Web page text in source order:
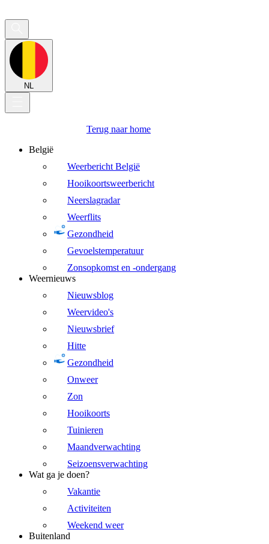
NL
Terug naar home
België
Weerbericht België
Hooikoortsweerbericht
Neerslagradar
Weerflits
Gezondheid
Gevoelstemperatuur
Zonsopkomst en -ondergang
Weernieuws
Nieuwsblog
Weervideo's
Nieuwsbrief
Hitte
Gezondheid
Onweer
Zon
Hooikoorts
Tuinieren
Maandverwachting
Seizoensverwachting
Wat ga je doen?
Vakantie
Activiteiten
Weekend weer
Buitenland